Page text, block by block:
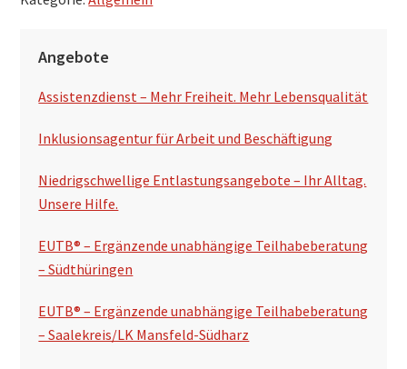
Angebote
Assistenzdienst – Mehr Freiheit. Mehr Lebensqualität
Inklusionsagentur für Arbeit und Beschäftigung
Niedrigschwellige Entlastungsangebote – Ihr Alltag.
Unsere Hilfe.
EUTB® – Ergänzende unabhängige Teilhabeberatung
– Südthüringen
EUTB® – Ergänzende unabhängige Teilhabeberatung
– Saalekreis/LK Mansfeld-Südharz